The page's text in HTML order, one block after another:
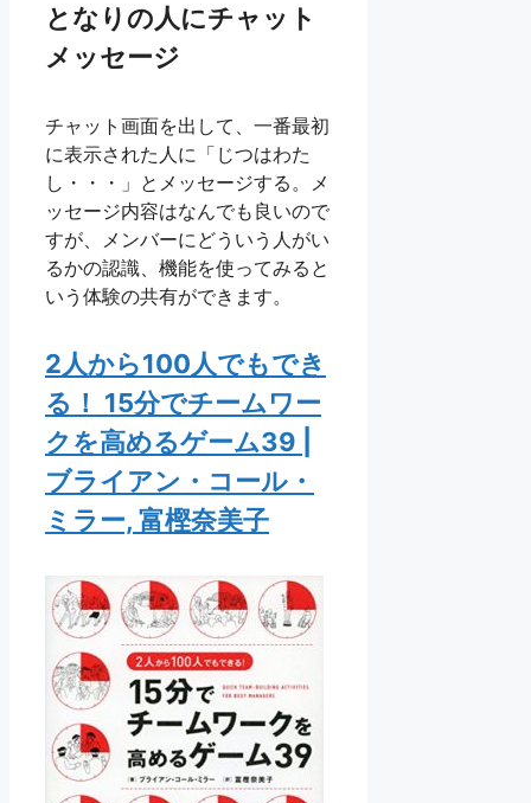
となりの人にチャット
メッセージ
チャット画面を出して、一番最初
に表示された人に「じつはわた
し・・・」とメッセージする。メ
ッセージ内容はなんでも良いので
すが、メンバーにどういう人がい
るかの認識、機能を使ってみると
いう体験の共有ができます。
2人から100人でもでき
る！ 15分でチームワー
クを高めるゲーム39 |
ブライアン・コール・
ミラー, 富樫奈美子